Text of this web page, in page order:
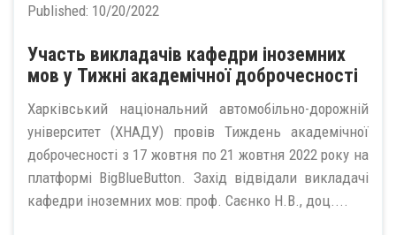
Published: 10/20/2022
Участь викладачів кафедри іноземних
мов у Тижні академічної доброчесності
Харківський національний автомобільно-дорожній
університет (ХНАДУ) провів Тиждень академічної
доброчесності з 17 жовтня по 21 жовтня 2022 року на
платформі BigBlueButton. Захід відвідали викладачі
кафедри іноземних мов: проф. Саєнко Н.В., доц....